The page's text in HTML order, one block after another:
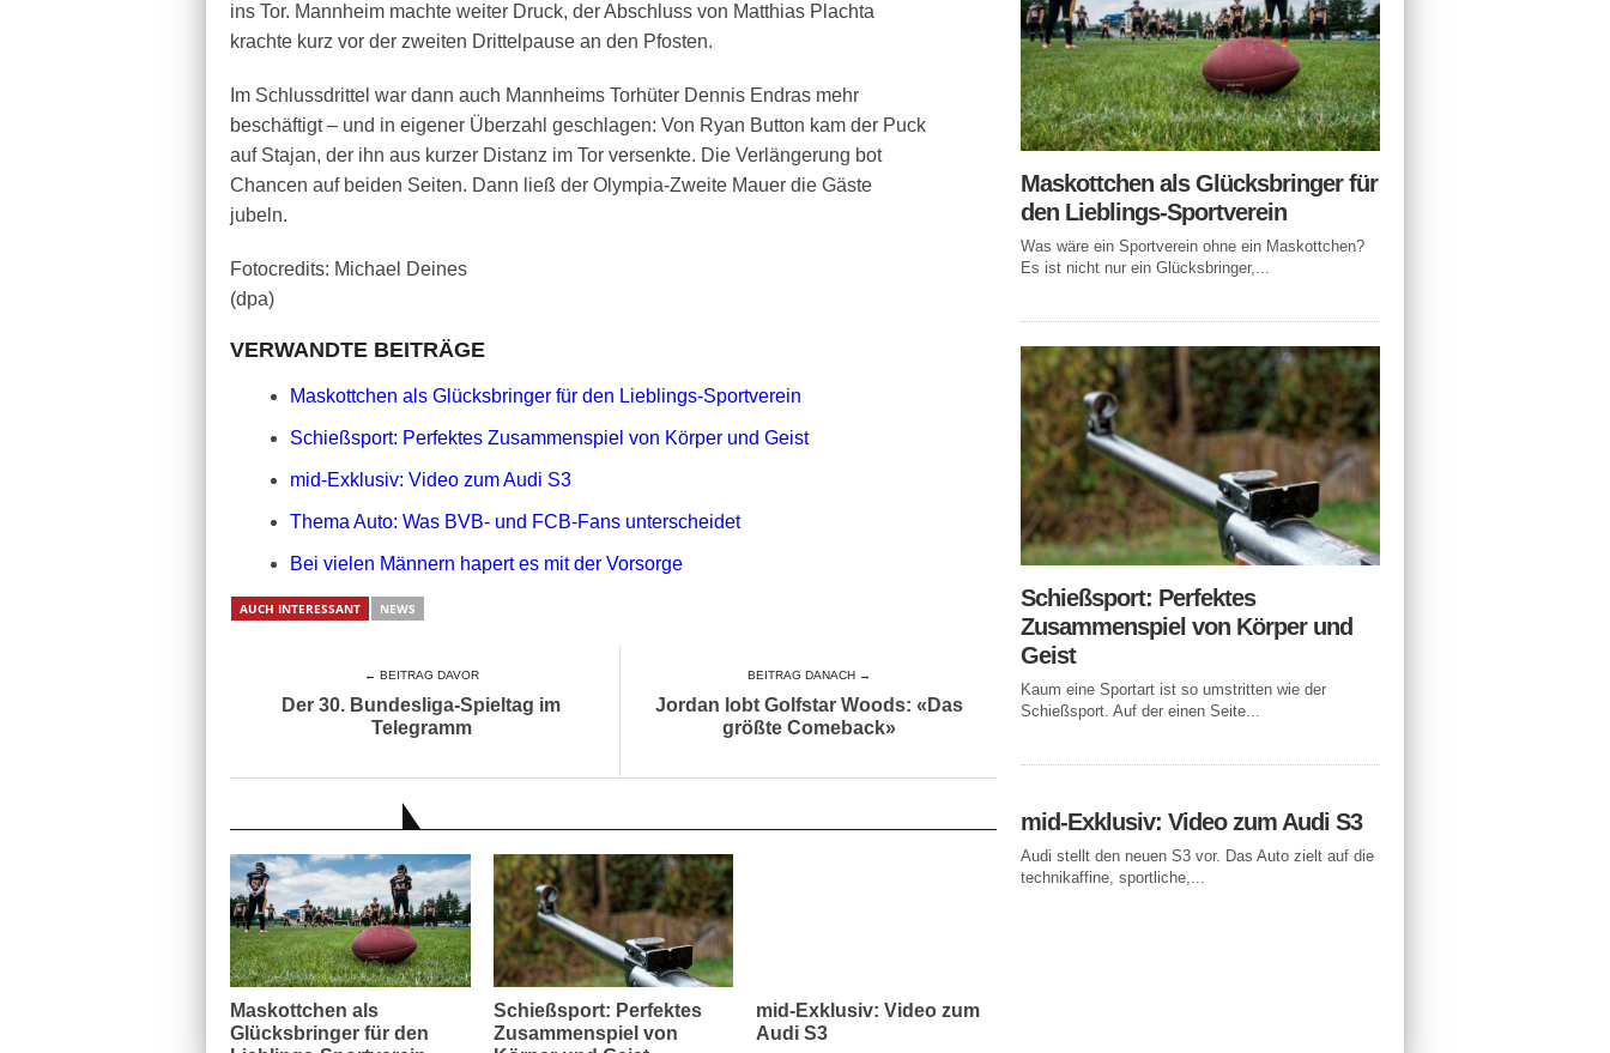
ins Tor. Mannheim machte weiter Druck, der Abschluss von Matthias Plachta
krachte kurz vor der zweiten Drittelpause an den Pfosten.
Im Schlussdrittel war dann auch Mannheims Torhüter Dennis Endras mehr
beschäftigt – und in eigener Überzahl geschlagen: Von Ryan Button kam der Puck
auf Stajan, der ihn aus kurzer Distanz im Tor versenkte. Die Verlängerung bot
Chancen auf beiden Seiten. Dann ließ der Olympia-Zweite Mauer die Gäste
jubeln.
Fotocredits: Michael Deines
(dpa)
VERWANDTE BEITRÄGE
Maskottchen als Glücksbringer für den Lieblings-Sportverein
Schießsport: Perfektes Zusammenspiel von Körper und Geist
mid-Exklusiv: Video zum Audi S3
Thema Auto: Was BVB- und FCB-Fans unterscheidet
Bei vielen Männern hapert es mit der Vorsorge
AUCH INTERESSANT NEWS
← BEITRAG DAVOR
Der 30. Bundesliga-Spieltag im
Telegramm
BEITRAG DANACH →
Jordan lobt Golfstar Woods: «Das
größte Comeback»
Maskottchen als
Glücksbringer für den
Schießsport: Perfektes
Zusammenspiel von
mid-Exklusiv: Video zum
Audi S3
Maskottchen als Glücksbringer für
den Lieblings-Sportverein
Was wäre ein Sportverein ohne ein Maskottchen?
Es ist nicht nur ein Glücksbringer,...
Schießsport: Perfektes
Zusammenspiel von Körper und
Geist
Kaum eine Sportart ist so umstritten wie der
Schießsport. Auf der einen Seite...
mid-Exklusiv: Video zum Audi S3
Audi stellt den neuen S3 vor. Das Auto zielt auf die
technikaffine, sportliche,...